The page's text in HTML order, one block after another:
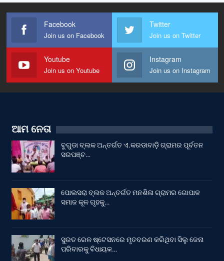
Facebook
Join us on Facebook
Twitter
Join us on Twitter
Youtube
Join us on Youtube
Instagram
Join us on Instagram
ଆମ ନେତା
ବୁଗୁଡା ବ୍ଲକ ଅନ୍ତର୍ଗତ ଏ.କରଡାବାଡ଼ି ଗ୍ରାମର ପୂର୍ବତନ
ସରପଞ୍ଚ…
ପୋଲସରା ବ୍ଲକ ଅନ୍ତର୍ଗତ ମନଶିଳା ଗ୍ରାମର ଗୋପାଳ
ସମାଜ କୂଳ ଗୃହକୁ…
ସୁରତ ରେଳ ଷ୍ଟେସନରେ ମୃତବରଣ କରିଥିବା ସିଲୁ ଜେନା
ପରିବାରକୁ ବିଧାୟକ…